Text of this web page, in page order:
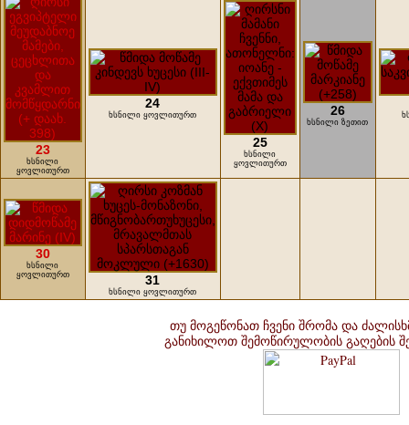
23
ხსნილი
ყოვლითურთ
24
ხსნილი ყოვლითურთ
25
ხსნილი
ყოვლითურთ
26
ხსნილი ზეთით
30
ხსნილი
ყოვლითურთ
31
ხსნილი ყოვლითურთ
თუ მოგეწონათ ჩვენი შრომა და
განიხილოთ შემოწირულობის გაღების